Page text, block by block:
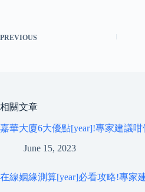
PREVIOUS
相關文章
嘉華大廈6大優點[year]!專家建議
June 15, 2023
在線姻緣測算[year]必看攻略!專家